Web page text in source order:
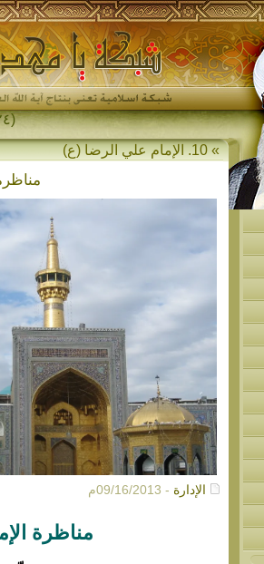
(٤٢٤) إِذَا قَامَ قَائِمُ آلِ مُحَمَّدٍ، جَمَعَ اللهُ لَهُ أَهْلَ المَشْرِقِ وَأَهْلَ المَغْرِبِ&#-
» 10. الإمام علي الرضا (ع)
الإدارة - 09/16/2013م
مناظرة